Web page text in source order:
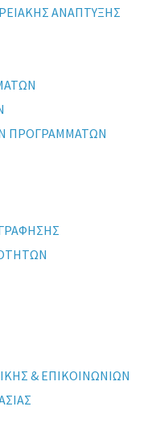
ΑΝΑΠΤΥΞΗΣ
ΠΡΟΓΡΑΜΜΑΤΩΝ
& ΕΠΙΚΟΙΝΩΝΙΩΝ